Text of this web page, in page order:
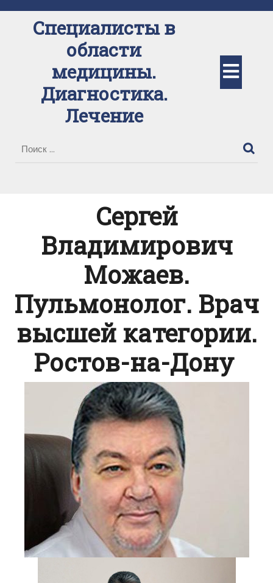
содержимомуСпециалисты в
области
медицины.
Диагностика.
Лечение
Сергей
Владимирович
Можаев.
Пульмонолог. Врач
высшей категории.
Ростов-на-Дону